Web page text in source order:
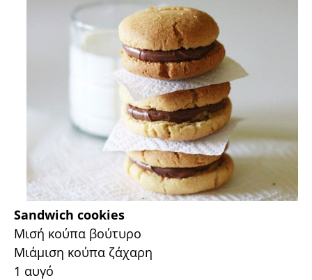
Sandwich cookies
Μισή κούπα βούτυρο
Μιάμιση κούπα ζάχαρη
1 αυγό